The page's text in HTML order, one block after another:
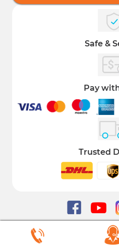
Safe &
Pay
Trusted
COPYRIGHT 2021 © ALL